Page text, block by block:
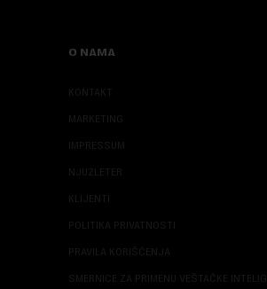
O NAMA
KONTAKT
MARKETING
IMPRESSUM
NJUZLETER
KLIJENTI
POLITIKA PRIVATNOSTI
PRAVILA KORIŠĆENJA
SMERNICE ZA PRIMENU VEŠTAČKE